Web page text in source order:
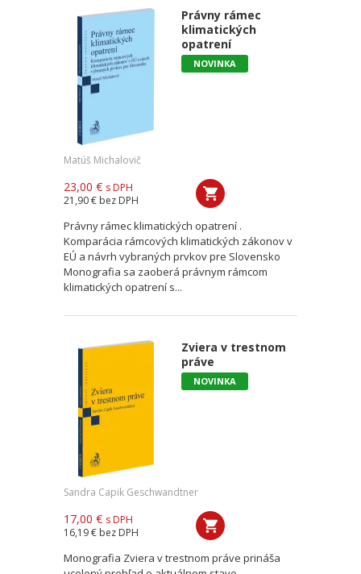
Právny rámec
klimatických
opatrení
NOVINKA
Matúš Michalovič
23,00 € s DPH
21,90 € bez DPH
Právny rámec klimatických opatrení .
Komparácia rámcových klimatických zákonov v
EÚ a návrh vybraných prvkov pre Slovensko
Monografia sa zaoberá právnym rámcom
klimatických opatrení s...
Zviera v trestnom
práve
NOVINKA
Sandra Capik Geschwandtner
17,00 € s DPH
16,19 € bez DPH
Monografia Zviera v trestnom práve prináša